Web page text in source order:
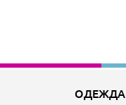
ОДЕЖДА